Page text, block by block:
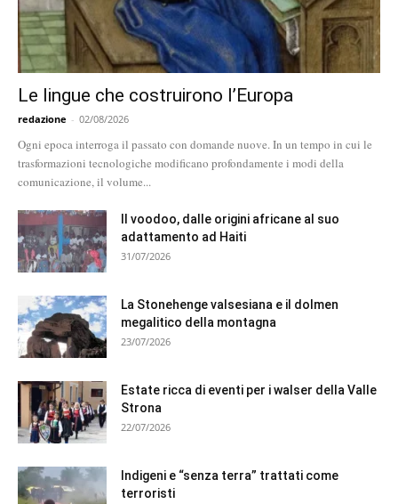
Le lingue che costruirono l’Europa
redazione - 02/08/2026
Ogni epoca interroga il passato con domande nuove. In un tempo in cui le
trasformazioni tecnologiche modificano profondamente i modi della
comunicazione, il volume...
Il voodoo, dalle origini africane al suo
adattamento ad Haiti
31/07/2026
La Stonehenge valsesiana e il dolmen
megalitico della montagna
23/07/2026
Estate ricca di eventi per i walser della Valle
Strona
22/07/2026
Indigeni e “senza terra” trattati come
terroristi